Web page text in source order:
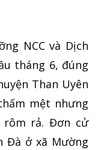
NCC và Dịch
tháng 6, đúng
Than Uyên
mệt nhưng
rôm rả. Đơn cử
Đà ở xã Mường